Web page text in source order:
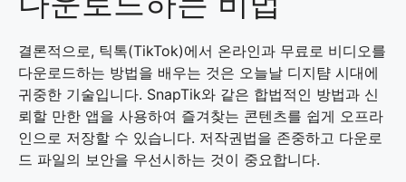
결론적으로, 틱톡(TikTok)에서 온라인과 무료로 비디오를
다운로드하는 방법을 배우는 것은 오늘날 디지턈 시대에
귀중한 기술입니다. SnapTik와 같은 합법적인 방법과 신
뢰할 만한 앱을 사용하여 즐겨찾는 콘텐츠를 쉽게 오프라
인으로 저장할 수 있습니다. 저작권법을 존중하고 다운로
드 파일의 보안을 우선시하는 것이 중요합니다.